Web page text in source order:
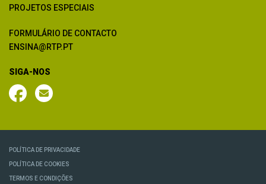
PROJETOS ESPECIAIS
FORMULÁRIO DE CONTACTO
ENSINA@RTP.PT
SIGA-NOS
POLÍTICA DE PRIVACIDADE
POLÍTICA DE COOKIES
TERMOS E CONDIÇÕES